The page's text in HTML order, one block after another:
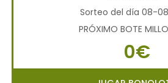
Sorteo del día 08-
PRÓXIMO BOTE
0€